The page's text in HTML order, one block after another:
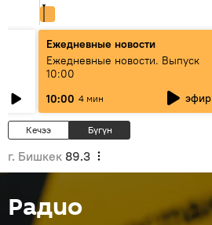
Ежедневные новости
Ежедневные новости. Выпуск
10:00
10:00 4 мин эфир
Кечээ Бүгүн
г. Бишкек 89.3
Радио